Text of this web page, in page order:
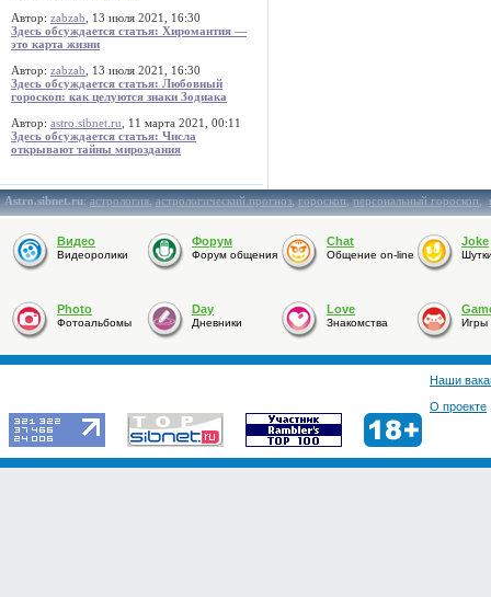
Автор: zabzab , 13 июля 2021, 16:30
Здесь обсуждается статья: Хиромантия —
это карта жизни
Автор: zabzab , 13 июля 2021, 16:30
Здесь обсуждается статья: Любовный
гороскоп: как целуются знаки Зодиака
Автор: astro.sibnet.ru , 11 марта 2021, 00:11
Здесь обсуждается статья: Числа
открывают тайны мироздания
Astro.sibnet.ru:астрология,астрологический прогноз,гороскоп,персональный гороскоп,
Видео
Видеоролики
Форум
Форум общения
Chat
Общение on-line
Joke
Photo
Фотоальбомы
Day
Дневники
Love
Знакомства Игры
Наши
О проекте